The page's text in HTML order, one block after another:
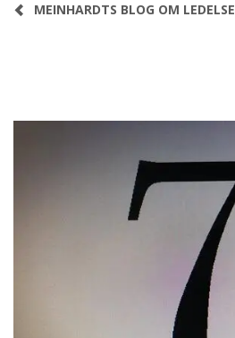
MEINHARDTS BLOG OM LEDELSE